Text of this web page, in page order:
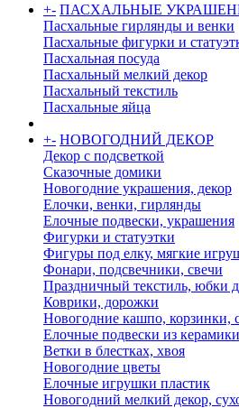
+- ПАСХАЛЬНЫЕ
Пасхальные гирлянды и венки
Пасхальные фигурки и
Пасхальная посуда
Пасхальный мелкий декор
Пасхальный текстиль
Пасхальные яйца
+- НОВОГОДНИЙ ДЕКОР
Декор с подсветкой
Сказочные домики
Новогодние украшения, декор
Елочки, венки, гирлянды
Елочные подвески, украшения
Фигурки и статуэтки
Фигуры под елку, мягкие
Фонари, подсвечники, свечи
Праздничный текстиль, юбки
Коврики, дорожки
Новогодние кашпо, корзинки,
Елочные подвески из
Ветки в блестках, хвоя
Новогодние цветы
Елочные игрушки пластик
Новогодний мелкий декор,